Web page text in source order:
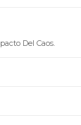
Del Caos.